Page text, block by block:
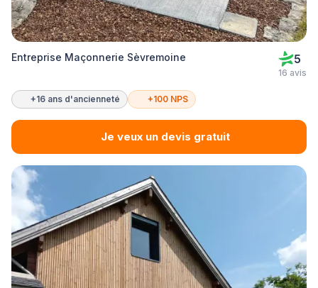
Entreprise Maçonnerie Sèvremoine 5
16 avis
+16 ans d'ancienneté +100 NPS
Je veux un devis gratuit